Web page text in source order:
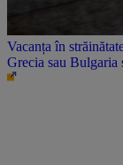
Vacanța în
Grecia sau Bulgaria